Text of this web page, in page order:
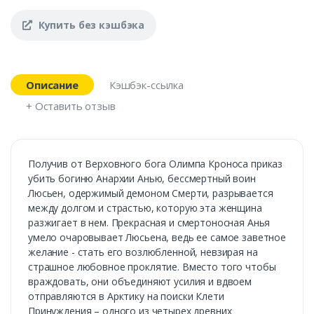
Купить без кэшбэка
Описание
Кэшбэк-ссылка
+ Оставить отзыв
Получив от Верховного бога Олимпа Кроноса приказ
убить богиню Анархии Анью, бессмертный воин
Люсьен, одержимый демоном Смерти, разрывается
между долгом и страстью, которую эта женщина
разжигает в нем. Прекрасная и смертоносная Анья
умело очаровывает Люсьена, ведь ее самое заветное
желание - стать его возлюбленной, невзирая на
страшное любовное проклятие. Вместо того чтобы
враждовать, они объединяют усилия и вдвоем
отправляются в Арктику на поиски Клети
Принуждения – одного из четырех древних